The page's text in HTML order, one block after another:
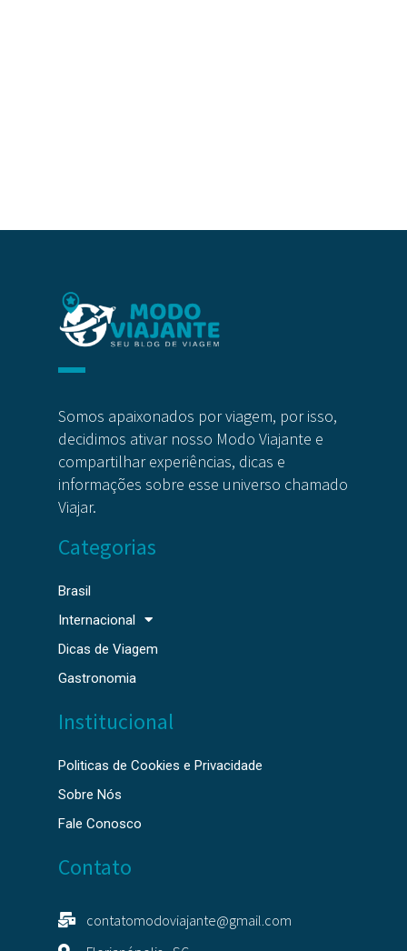
Somos apaixonados por viagem, por isso,
decidimos ativar nosso Modo Viajante e
compartilhar experiências, dicas e
informações sobre esse universo chamado
Viajar.
Categorias
Brasil
Internacional
Dicas de Viagem
Gastronomia
Institucional
Politicas de Cookies e Privacidade
Sobre Nós
Fale Conosco
Contato
contatomodoviajante@gmail.com